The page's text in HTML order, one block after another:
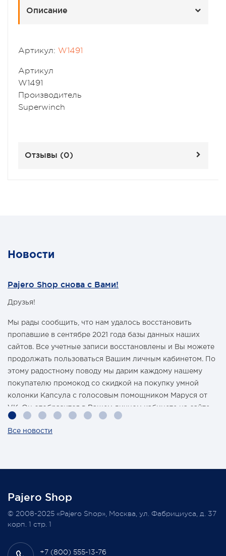
Описание
Артикул: W1491
Артикул
W1491
Производитель
Superwinch
Отзывы (0)
Новости
Pajero Shop снова с Вами!
Друзья!
Мы рады сообщить, что нам удалось восстановить
пропавшие в сентябре 2021 года базы данных наших
сайтов. Все учетные записи восстановлены и Вы можете
продолжать пользоваться Вашим личным кабинетом. По
этому радостному поводу мы дарим каждому нашему
покупателю промокод со скидкой на покупку умной
колонки Капсула с голосовым помощником Маруся от
VK. Он отобразится в Вашем личном кабинете на сайте
магазина Pajero Shop 14 февраля.
Всегда Ваш, Pajero Shop
3 февраля 2022
Все новости
Pajero Shop
+7 (800) 555-13-76
© 2008-2025 «Pajero Shop», Москва, ул. Фабрициуса, д. 37
корп. 1 стр. 1